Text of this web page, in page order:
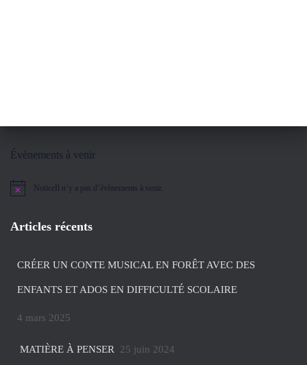
Évènements à venir
Notice Il n’y a pas d’évènements à venir.
Articles récents
CRÉER UN CONTE MUSICAL EN FORÊT AVEC DES
ENFANTS ET ADOS EN DIFFICULTÉ SCOLAIRE
4 mars 2025
MATIÈRE À PENSER 25 juin 2024